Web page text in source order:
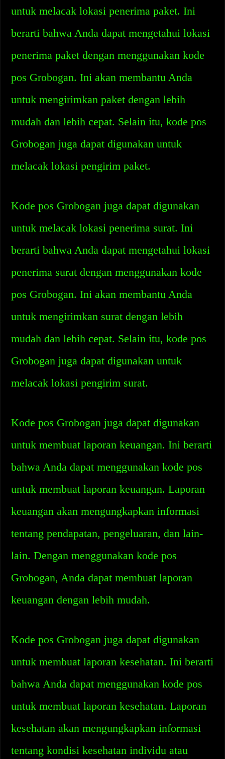
untuk melacak lokasi penerima paket. Ini
berarti bahwa Anda dapat mengetahui lokasi
penerima paket dengan menggunakan kode
pos Grobogan. Ini akan membantu Anda
untuk mengirimkan paket dengan lebih
mudah dan lebih cepat. Selain itu, kode pos
Grobogan juga dapat digunakan untuk
melacak lokasi pengirim paket.
Kode pos Grobogan juga dapat digunakan
untuk melacak lokasi penerima surat. Ini
berarti bahwa Anda dapat mengetahui lokasi
penerima surat dengan menggunakan kode
pos Grobogan. Ini akan membantu Anda
untuk mengirimkan surat dengan lebih
mudah dan lebih cepat. Selain itu, kode pos
Grobogan juga dapat digunakan untuk
melacak lokasi pengirim surat.
Kode pos Grobogan juga dapat digunakan
untuk membuat laporan keuangan. Ini berarti
bahwa Anda dapat menggunakan kode pos
untuk membuat laporan keuangan. Laporan
keuangan akan mengungkapkan informasi
tentang pendapatan, pengeluaran, dan lain-
lain. Dengan menggunakan kode pos
Grobogan, Anda dapat membuat laporan
keuangan dengan lebih mudah.
Kode pos Grobogan juga dapat digunakan
untuk membuat laporan kesehatan. Ini berarti
bahwa Anda dapat menggunakan kode pos
untuk membuat laporan kesehatan. Laporan
kesehatan akan mengungkapkan informasi
tentang kondisi kesehatan individu atau